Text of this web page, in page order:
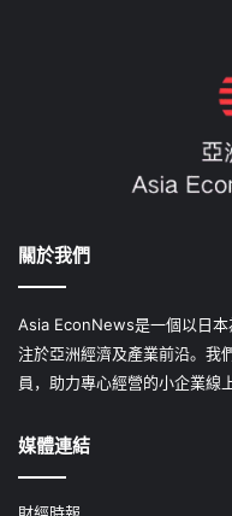
關於我們
Asia EconNews是一個以日
注於亞洲經濟及產業前沿。我
員，助力專心經營的小企業線
媒體連結
財經時報